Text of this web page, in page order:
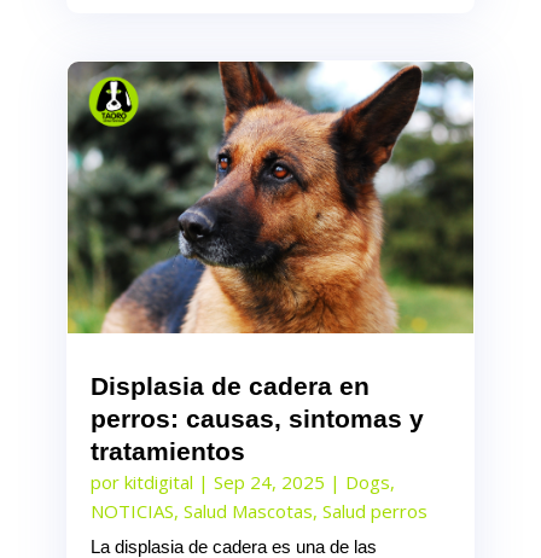
Displasia de cadera en
perros: causas, sintomas y
tratamientos
por kitdigital | Sep 24, 2025 | Dogs,
NOTICIAS, Salud Mascotas, Salud perros
La displasia de cadera es una de las